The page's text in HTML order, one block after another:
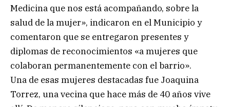
Medicina que nos está acompañando, sobre la
salud de la mujer», indicaron en el Municipio y
comentaron que se entregaron presentes y
diplomas de reconocimientos «a mujeres que
colaboran permanentemente con el barrio».
Una de esas mujeres destacadas fue Joaquina
Torrez, una vecina que hace más de 40 años vive